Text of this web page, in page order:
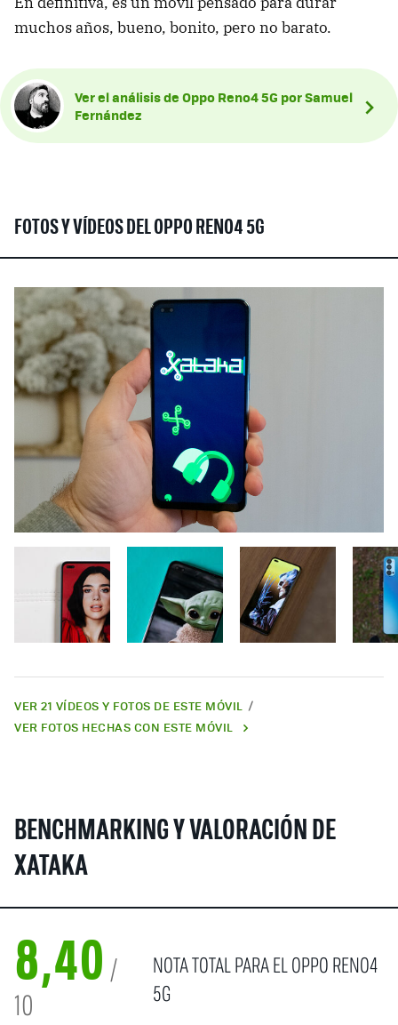
muchos años, bueno, bonito, pero no barato.
Ver el análisis de Oppo Reno4 5G por Samuel
Fernández
FOTOS Y VÍDEOS DEL OPPO RENO4 5G
VER 21 VÍDEOS Y FOTOS DE ESTE MÓVIL
VER FOTOS HECHAS CON ESTE MÓVIL
BENCHMARKING Y VALORACIÓN DE
XATAKA
8,40 /
10
NOTA TOTAL PARA EL OPPO RENO4
5G